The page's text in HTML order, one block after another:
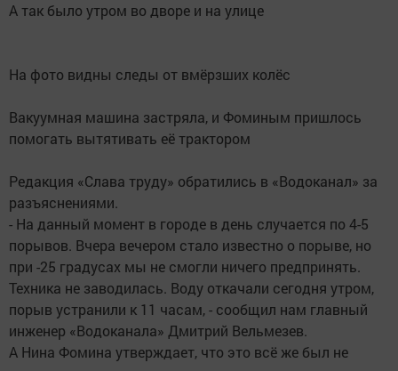
А так было утром во дворе и на улице
На фото видны следы от вмёрзших колёс
Вакуумная машина застряла, и Фоминым пришлось
помогать вытятивать её трактором
Редакция «Слава труду» обратились в «Водоканал» за
разъяснениями.
- На данный момент в городе в день случается по 4-5
порывов. Вчера вечером стало известно о порыве, но
при -25 градусах мы не смогли ничего предпринять.
Техника не заводилась. Воду откачали сегодня утром,
порыв устранили к 11 часам, - сообщил нам главный
инженер «Водоканала» Дмитрий Вельмезев.
А Нина Фомина утверждает, что это всё же был не